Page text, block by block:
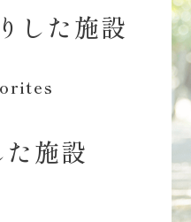
した施設
施設